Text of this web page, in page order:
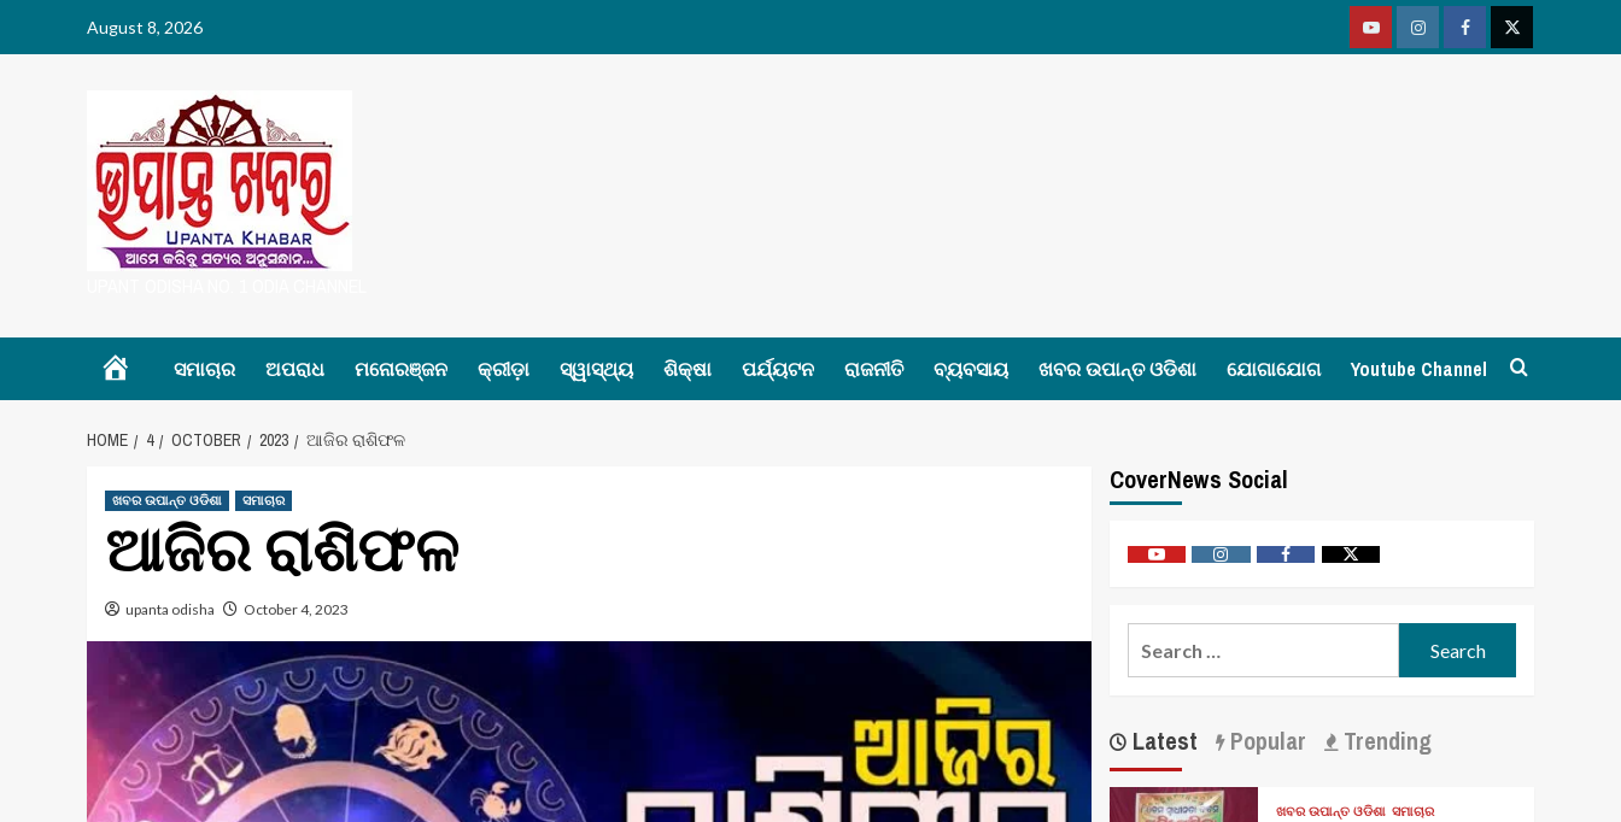
August 8, 2026
YoutubeVimeoFacebookTwitter
Homeସମାଚାର ଅପରାଧ ମନୋରଞ୍ଜନ କ୍ରୀଡ଼ା ସ୍ୱାସ୍ଥ୍ୟ ଶିକ୍ଷା ପର୍ଯ୍ୟଟନ ରାଜନୀତି ବ୍ୟବସାୟ ଖବର ଉପାନ୍ତ ଓଡିଶା ଯୋଗାଯୋଗ Youtube Channel
HOME 4 OCTOBER 2023 ଆଜିର ରାଶିଫଳ
ଖବର ଉପାନ୍ତ ଓଡିଶା ସମାଚାର
ଆଜିର ରାଶିଫଳ
upanta odisha October 4, 2023
CoverNews Social
YoutubeVimeo FacebookTwitter
Latest Popular Trending
ଖବର ଉପାନ୍ତ ଓଡିଶା ସମାଚାର